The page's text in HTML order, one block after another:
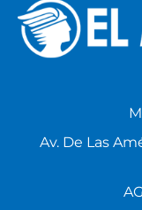
Av. De Las